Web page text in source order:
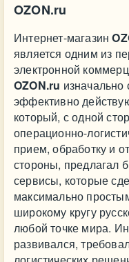
OZON.ru
Интернет-магазин
является одним из
электронной
OZON.ru изначально
эффективно
который, с одной
операционно-
прием, обработку и
стороны, предлагал
сервисы, которые
максимально
широкому кругу
любой точке мира.
развивался,